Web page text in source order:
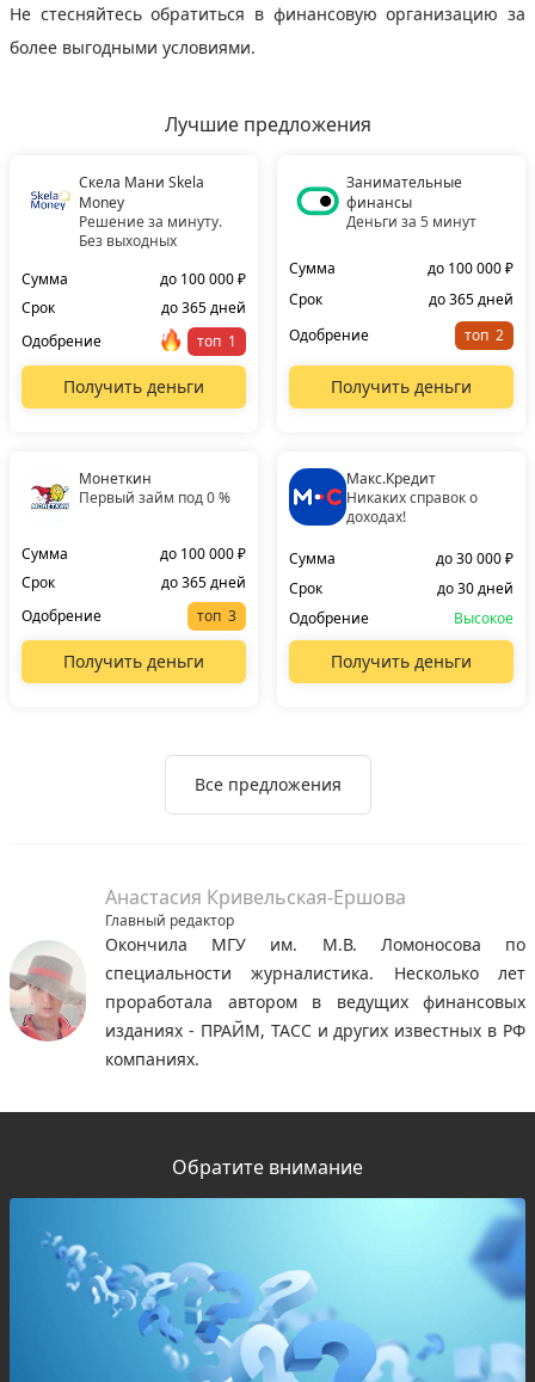
Не стесняйтесь обратиться в финансовую организацию за
более выгодными условиями.
Лучшие предложения
Скела Мани Skela
Money
Решение за минуту.
Без выходных
Сумма
до 100 000 ₽
Срок
до 365 дней
Одобрение
топ
Получить деньги
Занимательные
финансы
Деньги за 5 минут
Сумма
до 100 000 ₽
Срок
до 365 дней
Одобрение
топ
Получить деньги
Монеткин
Первый займ под 0 %
Сумма
до 100 000 ₽
Срок
до 365 дней
Одобрение
топ
Получить деньги
Макс.Кредит
Никаких справок о
доходах!
Сумма
до 30 000 ₽
Срок
до 30 дней
Одобрение
Высокое
Получить деньги
Все предложения
Анастасия Кривельская-Ершова
Главный редактор
Окончила МГУ им. М.В. Ломоносова по
специальности журналистика. Несколько лет
проработала автором в ведущих финансовых
изданиях - ПРАЙМ, ТАСС и других известных в РФ
компаниях.
Обратите внимание